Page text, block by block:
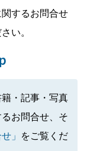
するお問合せ
い。
・記事・写真
お問合せ、そ
」
をご覧くだ